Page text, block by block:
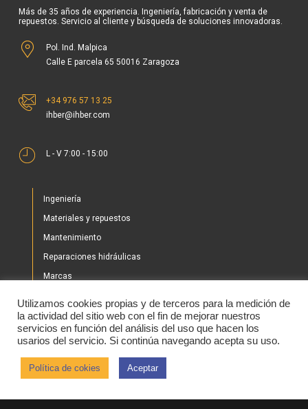
Más de 35 años de experiencia. Ingeniería, fabricación y venta de
repuestos. Servicio al cliente y búsqueda de soluciones innovadoras.
Pol. Ind. Malpica
Calle E parcela 65 50016 Zaragoza
+34 976 57 13 25
ihber@ihber.com
L - V 7:00 - 15:00
Ingeniería
Materiales y repuestos
Mantenimiento
Reparaciones hidráulicas
Marcas
Tienda
Noticias
2020 © IHBER
Utilizamos cookies propias y de terceros para la medición de
la actividad del sitio web con el fin de mejorar nuestros
servicios en función del análisis del uso que hacen los
usarios del servicio. Si continúa navegando acepta su uso.
Política de cokies Aceptar